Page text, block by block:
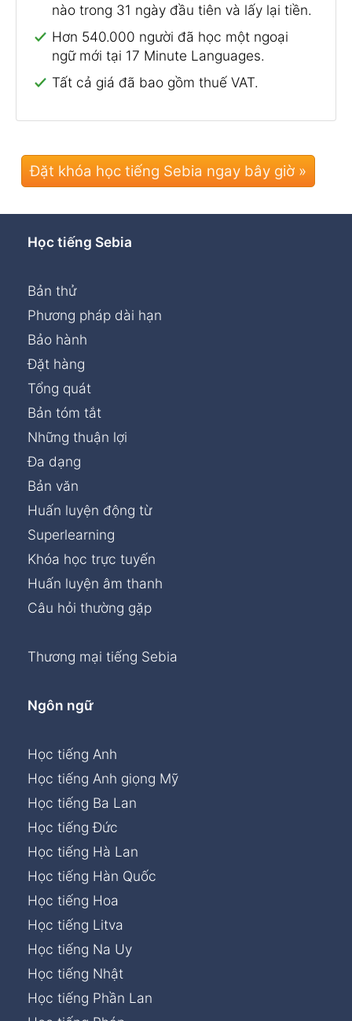
nào trong 31 ngày đầu tiên và lấy lại tiền.
Hơn 540.000 người đã học một ngoại
ngữ mới tại 17 Minute Languages.
Tất cả giá đã bao gồm thuế VAT.
Đặt khóa học tiếng Sebia ngay bây giờ »
Học tiếng Sebia
Bản thử
Phương pháp dài hạn
Bảo hành
Đặt hàng
Tổng quát
Bản tóm tắt
Những thuận lợi
Đa dạng
Bản văn
Huấn luyện động từ
Superlearning
Khóa học trực tuyến
Huấn luyện âm thanh
Câu hỏi thường gặp
Thương mại tiếng Sebia
Ngôn ngữ
Học tiếng Anh
Học tiếng Anh giọng Mỹ
Học tiếng Ba Lan
Học tiếng Đức
Học tiếng Hà Lan
Học tiếng Hàn Quốc
Học tiếng Hoa
Học tiếng Litva
Học tiếng Na Uy
Học tiếng Nhật
Học tiếng Phần Lan